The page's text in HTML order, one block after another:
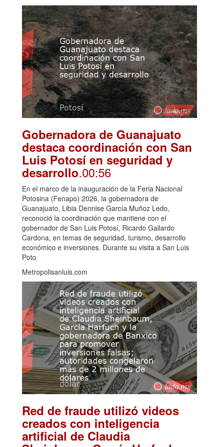
Gobernadora de Guanajuato
destaca coordinación con San
Luis Potosí en seguridad y
desarrollo.00:56
En el marco de la inauguración de la Feria Nacional
Potosina (Fenapo) 2026, la gobernadora de
Guanajuato, Libia Dennise García Muñoz Ledo,
reconoció la coordinación que mantiene con el
gobernador de San Luis Potosí, Ricardo Gallardo
Cardona, en temas de seguridad, turismo, desarrollo
económico e inversiones. Durante su visita a San Luis
Poto
Metropolisanluis.com
Red de fraude utilizó videos
creados con inteligencia
artificial de Claudia